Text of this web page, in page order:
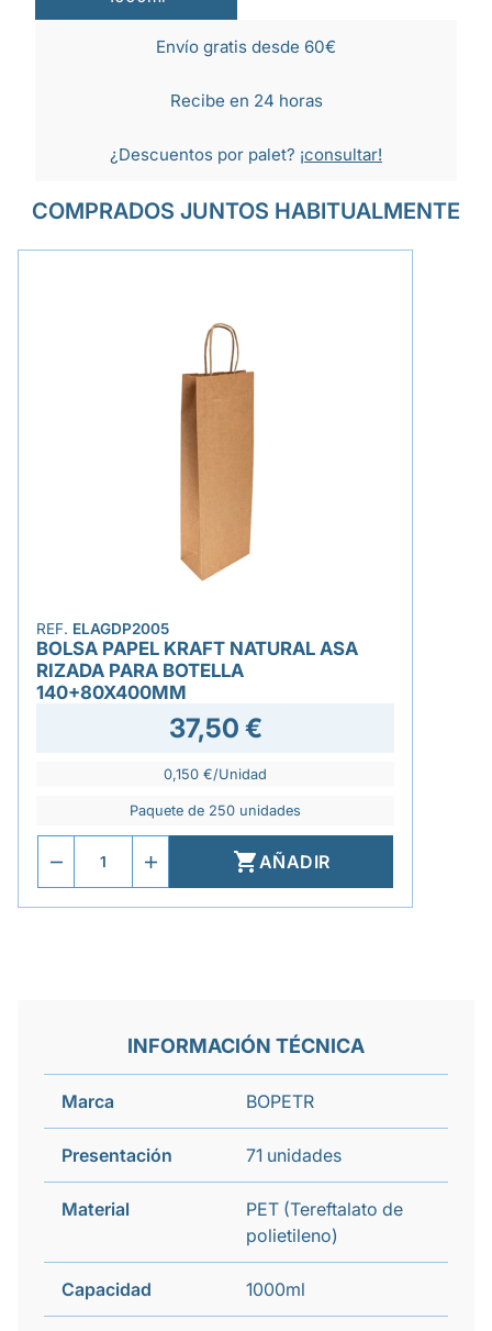
Envío gratis desde 60€
Recibe en 24 horas
¿Descuentos por palet? ¡consultar!
COMPRADOS JUNTOS HABITUALMENTE
REF. ELAGDP2005
BOLSA PAPEL KRAFT NATURAL ASA
RIZADA PARA BOTELLA
140+80X400MM
37,50 €
0,150 €/Unidad
Paquete de 250 unidades
AÑADIR
INFORMACIÓN TÉCNICA
Marca BOPETR
Presentación 71 unidades
Material
PET (Tereftalato de
polietileno)
Capacidad 1000ml